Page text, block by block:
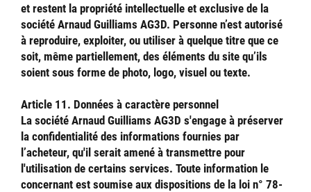
et restent la propriété intellectuelle et exclusive de la
société Arnaud Guilliams AG3D. Personne n’est autorisé
à reproduire, exploiter, ou utiliser à quelque titre que ce
soit, même partiellement, des éléments du site qu’ils
soient sous forme de photo, logo, visuel ou texte.
Article 11. Données à caractère personnel
La société Arnaud Guilliams AG3D s'engage à préserver
la confidentialité des informations fournies par
l’acheteur, qu'il serait amené à transmettre pour
l'utilisation de certains services. Toute information le
concernant est soumise aux dispositions de la loi n° 78-